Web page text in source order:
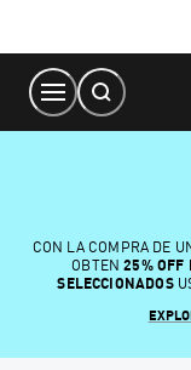
Content
CON LA COMPRA DE
OBTEN 25% OFF
SELECCIONADOS